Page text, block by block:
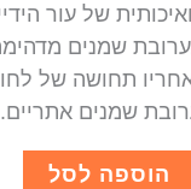
של עור
שמנים
תחושה של
שמנים אתריים.
הוספה לסל